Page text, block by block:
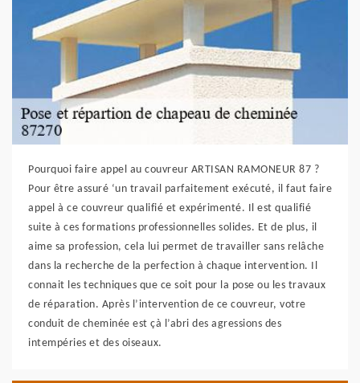
Pourquoi faire appel au couvreur ARTISAN RAMONEUR 87 ?
Pour être assuré ‘un travail parfaitement exécuté, il faut faire
appel à ce couvreur qualifié et expérimenté. Il est qualifié
suite à ces formations professionnelles solides. Et de plus, il
aime sa profession, cela lui permet de travailler sans relâche
dans la recherche de la perfection à chaque intervention. Il
connait les techniques que ce soit pour la pose ou les travaux
de réparation. Après l’intervention de ce couvreur, votre
conduit de cheminée est çà l’abri des agressions des
intempéries et des oiseaux.